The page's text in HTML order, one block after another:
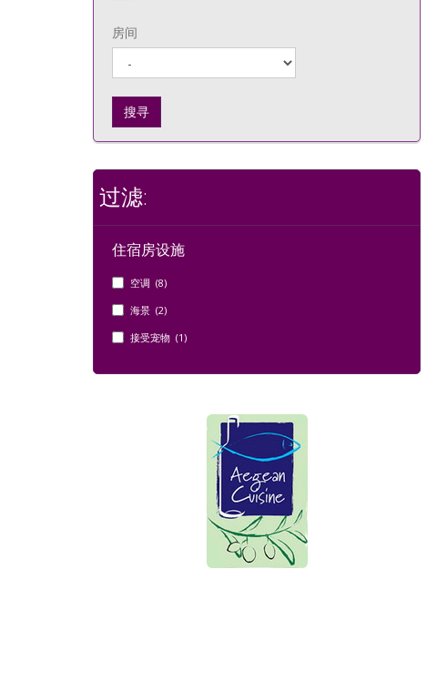
房间
搜寻
过滤:
住宿房设施
空调 (8)
海景 (2)
接受宠物 (1)